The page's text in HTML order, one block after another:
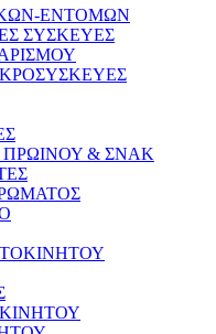
ΕΝΤΟΜΩΝ
ΣΥΣΚΕΥΕΣ
& ΣΝΑΚ